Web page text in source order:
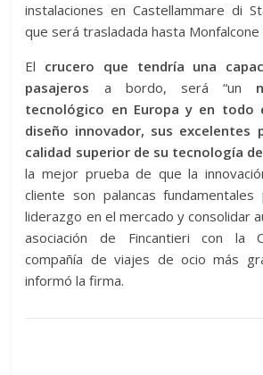
instalaciones en Castellammare di
que será trasladada hasta
El crucero que tendría una
pasajeros a bordo, será “un
tecnológico en Europa y en todo
diseño innovador, sus excelentes
calidad superior de su tecnología
la mejor prueba de que la
cliente son palancas
liderazgo en el mercado y consolidar
asociación de Fincantieri con la
compañía de viajes de ocio más
informó la firma.